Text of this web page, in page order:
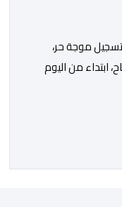
تسجيل موجة حر،
ابتداء من اليوم